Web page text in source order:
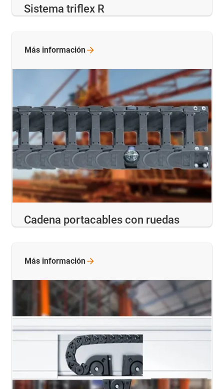
Sistema triflex R
Cadena portacables con ruedas
Más información
Más información